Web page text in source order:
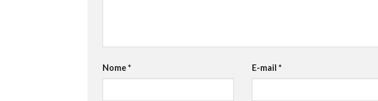
Nome* E-mail *